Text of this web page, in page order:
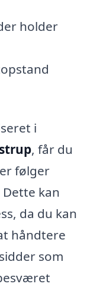
holder
i
, får du
følger
kan
da du kan
håndtere
som